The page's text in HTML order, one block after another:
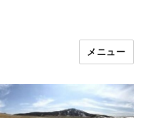
メニュー